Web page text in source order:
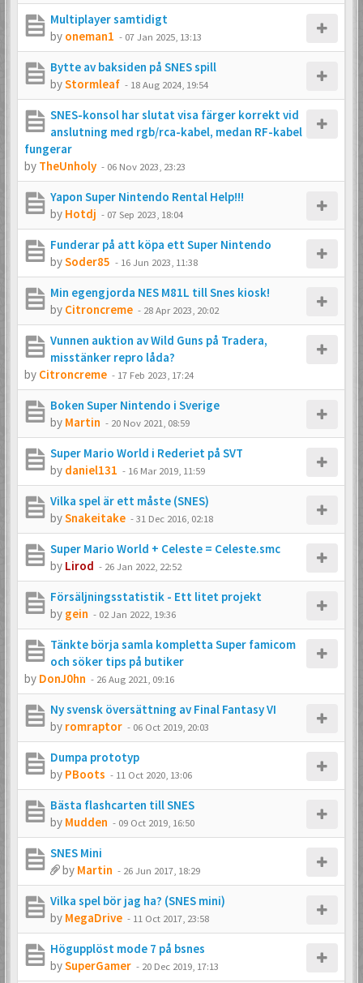
Multiplayer samtidigt
by oneman1 - 07 Jan 2025, 13:13
Bytte av baksiden på SNES spill
byStormleaf - 18 Aug 2024, 19:54
SNES-konsol har slutat visa färger korrekt vid
anslutning med rgb/rca-kabel, medan RF-kabel
fungerar
by TheUnholy - 06 Nov 2023, 23:23
Yapon Super Nintendo Rental Help!!!
by Hotdj - 07 Sep 2023, 18:04
Funderar på att köpa ett Super Nintendo
bySoder85 - 16 Jun 2023, 11:38
Min egengjorda NES M81L till Snes kiosk!
by Citroncreme - 28 Apr 2023, 20:02
Vunnen auktion av Wild Guns på Tradera,
misstänker repro låda?
by Citroncreme - 17 Feb 2023, 17:24
Boken Super Nintendo i Sverige
by Martin - 20 Nov 2021, 08:59
Super Mario World i Rederiet på SVT
by daniel131 - 16 Mar 2019, 11:59
Vilka spel är ett måste (SNES)
bySnakeitake -31 Dec 2016, 02:18
Super Mario World + Celeste = Celeste.smc
by Lirod - 26 Jan 2022, 22:52
Försäljningsstatistik - Ett litet projekt
by gein - 02 Jan 2022, 19:36
Tänkte börja samla kompletta Super famicom
och söker tips på butiker
by DonJ0hn - 26 Aug 2021, 09:16
Ny svensk översättning av Final Fantasy VI
by romraptor - 06 Oct 2019, 20:03
Dumpa prototyp
by PBoots - 11 Oct 2020, 13:06
Bästa flashcarten till SNES
by Mudden - 09 Oct 2019, 16:50
SNES Mini
by Martin - 26 Jun 2017, 18:29
Vilka spel bör jag ha? (SNES mini)
by MegaDrive - 11 Oct 2017, 23:58
Högupplöst mode 7 på bsnes
bySuperGamer - 20 Dec 2019, 17:13